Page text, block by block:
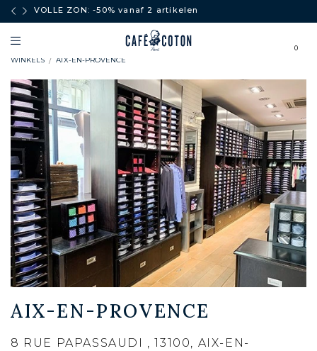
VOLLE ZON: -50% vanaf 2 artikelen
0
WINKELS AIX-EN-PROVENCE
AIX-EN-PROVENCE
8 RUE PAPASSAUDI , 13100, AIX-EN-